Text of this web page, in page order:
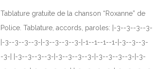
Tablature gratuite de la chanson “Roxanne” de
Police. Tablature, accords, paroles: |-3--3--3--3-
|-3--3--3--3-|-3--3--3--3-|-1--1--1--1-|-3--3--3-
-3-| |-3--3--3--3-|-3--3--3--3-|-3--3--3--3-|-3-